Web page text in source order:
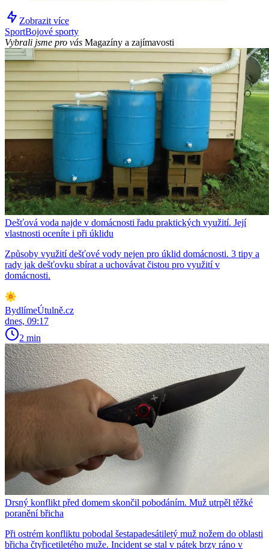
Zobrazit více
SportBojové sporty
Vybrali jsme pro vás Magazíny a zajímavosti
Dešťová voda najde v domácnosti řadu praktických využití. Její
vlastnosti oceníte i při úklidu
Způsoby využití dešťové vody nejen pro úklid domácnosti. 3 tipy a
rady jak dešťovku sbírat a uchovávat čistou pro využití v
domácnosti.
BydlímeÚtulně.cz
dnes, 09:17
2 min
Drsný konflikt před domem skončil pobodáním. Muž utrpěl těžké
poranění břicha
Při ostrém konfliktu pobodal šestapadesátiletý muž nožem do oblasti
břicha čtyřicetiletého muže. Incident se stal v pátek brzy ráno v